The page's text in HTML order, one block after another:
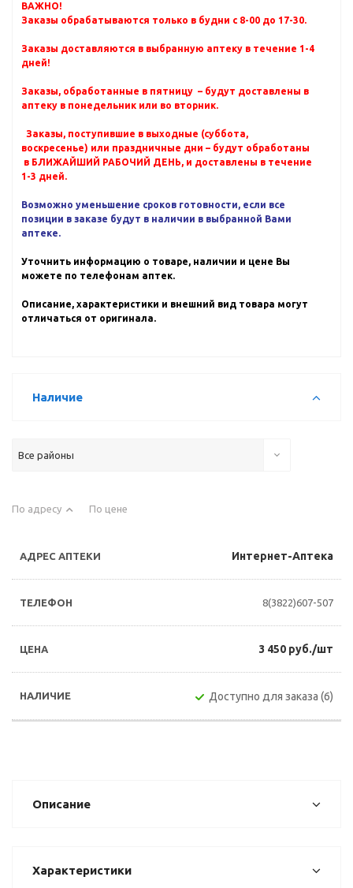
ВАЖНО!
Заказы обрабатываются только в будни с 8-00 до 17-30.
Заказы доставляются в выбранную аптеку в течение 1-4
дней!
Заказы, обработанные в пятницу – будут доставлены в
аптеку в понедельник или во вторник.
Заказы, поступившие в выходные (суббота,
воскресенье) или праздничные дни – будут обработаны
в БЛИЖАЙШИЙ РАБОЧИЙ ДЕНЬ, и доставлены в течение
1-3 дней.
Возможно уменьшение сроков готовности, если все
позиции в заказе будут в наличии в выбранной Вами
аптеке.
Уточнить информацию о товаре, наличии и цене Вы
можете по телефонам аптек.
Описание, характеристики и внешний вид товара могут
отличаться от оригинала.
Наличие
Все районы
По адресу По цене
Интернет-Аптека
8(3822)607-507
3 450 руб./шт
Доступно для заказа (6)
Описание
Характеристики